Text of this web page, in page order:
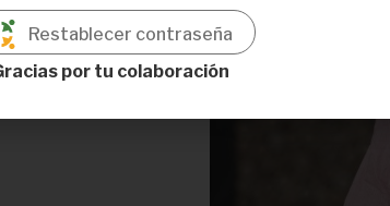
Nutrición y
Restablecer contraseña
por tu colaboración